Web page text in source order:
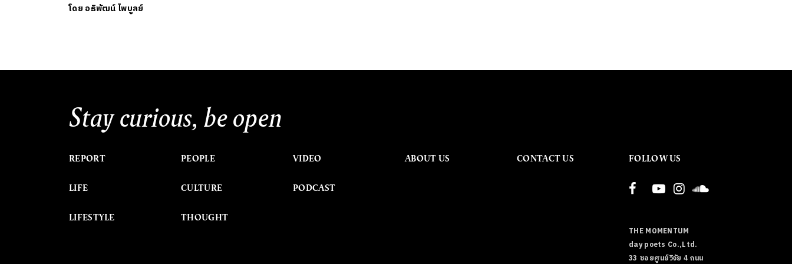
โดย อธิพัฒน์ ไพบูลย์
Stay curious, be open
REPORT
LIFE
LIFESTYLE
PEOPLE
CULTURE
THOUGHT
VIDEO
PODCAST
ABOUT US CONTACT US FOLLOW US
THE MOMENTUM
day poets Co.,Ltd.
33 ซอยศูนย์วิจัย 4 ถนน